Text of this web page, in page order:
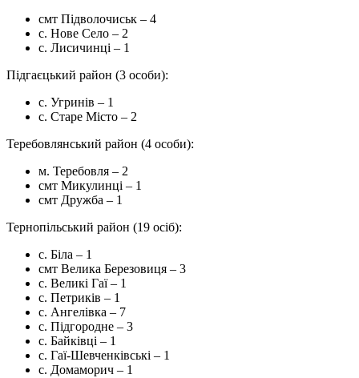
смт Підволочиськ – 4
с. Нове Село – 2
с. Лисичинці – 1
Підгаєцький район (3 особи):
с. Угринів – 1
с. Старе Місто – 2
Теребовлянський район (4 особи):
м. Теребовля – 2
смт Микулинці – 1
смт Дружба – 1
Тернопільський район (19 осіб):
с. Біла – 1
смт Велика Березовиця – 3
с. Великі Гаї – 1
с. Петриків – 1
с. Ангелівка – 7
с. Підгородне – 3
с. Байківці – 1
с. Гаї-Шевченківські – 1
с. Домаморич – 1